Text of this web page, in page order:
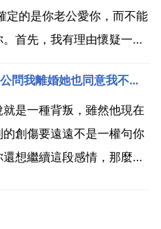
定的是你老公愛你，而不能
首先，我有理由懷疑一個
德 儘管說道德這2個字有
德的人的愛，可信度呢...
我出軌3年老公原諒我了老公問我離婚她也同意我不離婚老公說他沒了半天命老公說現在對我沒信任我看老公現
是一種背叛，雖然他現在
創傷要遠遠不是一權句你
想繼續這段感情，那麼就
他再有猜疑的可能性。沒